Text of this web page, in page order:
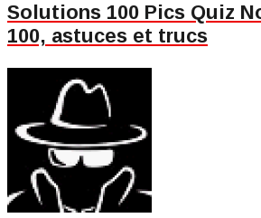
Solutions 100 Pics Quiz
100, astuces et trucs